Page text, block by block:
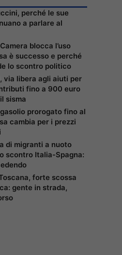
perché le sue
a parlare al
blocca l’uso
è successo e perché
lo scontro politico
via libera agli aiuti per
fino a 900 euro
sisma
prorogato fino al
cambia per i prezzi
di migranti a nuoto
scontro Italia-Spagna:
forte scossa
gente in strada,